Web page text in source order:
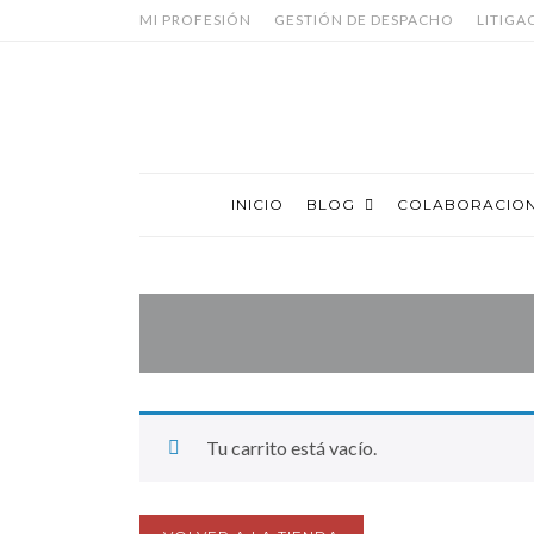
MI PROFESIÓN GESTIÓN DE DESPACHO
INICIO BLOG
Tu carrito está vacío.